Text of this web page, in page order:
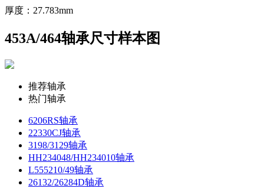
厚度：27.783mm
453A/464轴承尺寸样本图
推荐轴承
热门轴承
6206RS轴承
22330CJ轴承
3198/3129轴承
HH234048/HH234010轴承
L555210/49轴承
26132/26284D轴承